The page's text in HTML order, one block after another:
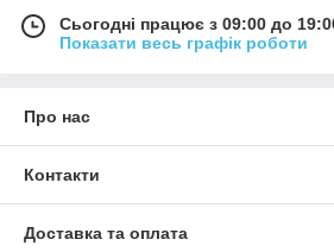
Сьогодні працює з 09:00 до
Показати весь графік роботи
Про нас
Контакти
Доставка та оплата